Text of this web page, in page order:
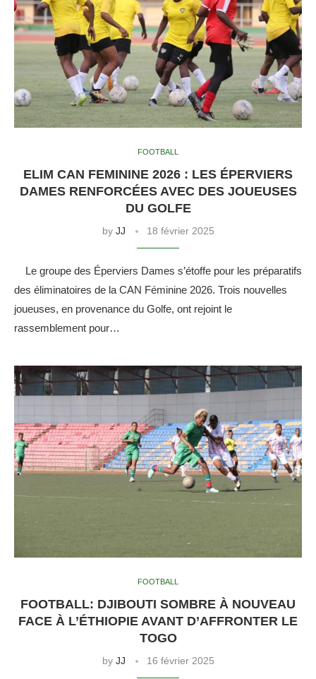
FOOTBALL
ELIM CAN FEMININE 2026 : LES ÉPERVIERS
DAMES RENFORCÉES AVEC DES JOUEUSES
DU GOLFE
by JJ 18 février 2025
Le groupe des Éperviers Dames s’étoffe pour les préparatifs
des éliminatoires de la CAN Féminine 2026. Trois nouvelles
joueuses, en provenance du Golfe, ont rejoint le
rassemblement pour…
FOOTBALL
FOOTBALL: DJIBOUTI SOMBRE À NOUVEAU
FACE À L’ÉTHIOPIE AVANT D’AFFRONTER LE
TOGO
by JJ 16 février 2025